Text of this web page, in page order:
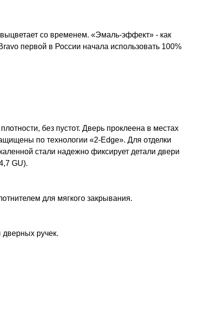
со временем. «Эмаль-эффект» - как
первой в России начала использовать 100%
без пустот. Дверь проклеена в местах
по технологии «2-Edge». Для отделки
стали надежно фиксирует детали двери
GU).
для мягкого закрывания.
ручек.